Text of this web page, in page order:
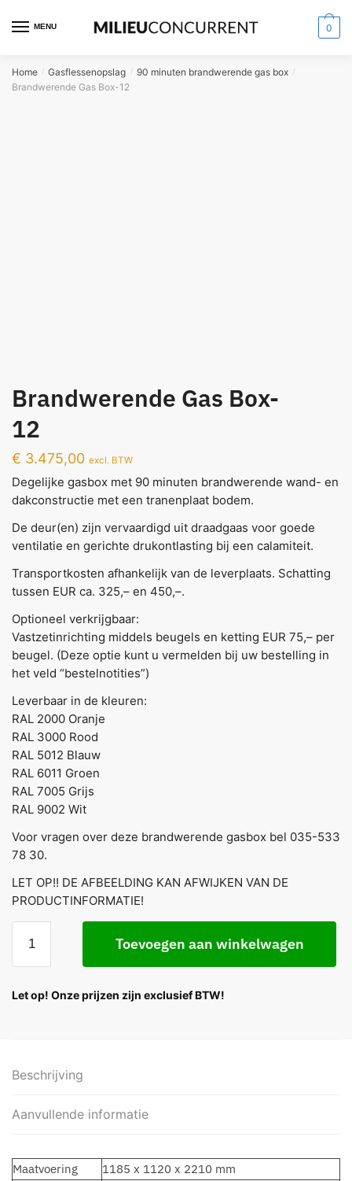
MENU 0
Home / Gasflessenopslag / 90 minuten brandwerende gas box /
Brandwerende Gas Box-12
Brandwerende Gas Box-
12
€ 3.475,00 excl. BTW
Degelijke gasbox met 90 minuten brandwerende wand- en
dakconstructie met een tranenplaat bodem.
De deur(en) zijn vervaardigd uit draadgaas voor goede
ventilatie en gerichte drukontlasting bij een calamiteit.
Transportkosten afhankelijk van de leverplaats. Schatting
tussen EUR ca. 325,– en 450,–.
Optioneel verkrijgbaar:
Vastzetinrichting middels beugels en ketting EUR 75,– per
beugel. (Deze optie kunt u vermelden bij uw bestelling in
het veld “bestelnotities”)
Leverbaar in de kleuren:
RAL 2000 Oranje
RAL 3000 Rood
RAL 5012 Blauw
RAL 6011 Groen
RAL 7005 Grijs
RAL 9002 Wit
Voor vragen over deze brandwerende gasbox bel 035-533
78 30.
LET OP!! DE AFBEELDING KAN AFWIJKEN VAN DE
PRODUCTINFORMATIE!
Toevoegen aan winkelwagen
Let op! Onze prijzen zijn exclusief BTW!
Beschrijving
Aanvullende informatie
Maatvoering
1185 x 1120 x 2210 mm